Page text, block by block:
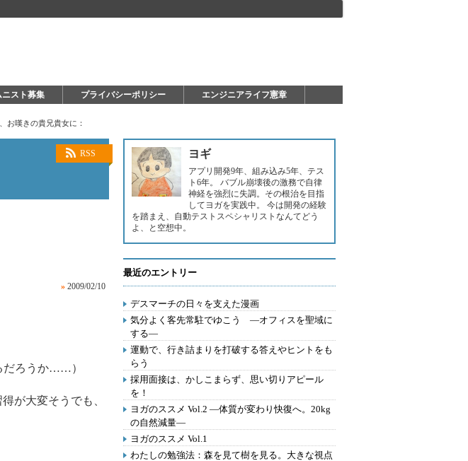
ニスト募集 プライバシーポリシー エンジニアライフ憲章
お嘆きの貴兄貴女に：
RSS
» 2009/02/10
だろうか……）
が大変そうでも、
ヨギ
アプリ開発9年、組み込み5年、テス
ト6年。 バブル崩壊後の激務で自律
神経を強烈に失調。その根治を目指
してヨガを実践中。 今は開発の経験
を踏まえ、自動テストスペシャリストなんてどう
よ、と空想中。
最近のエントリー
デスマーチの日々を支えた漫画
気分よく客先常駐でゆこう ―オフィスを聖域に
する―
運動で、行き詰まりを打破する答えやヒントをも
らう
採用面接は、かしこまらず、思い切りアピール
を！
ヨガのススメ Vol.2 ―体質が変わり快復へ。20kg
の自然減量―
ヨガのススメ Vol.1
わたしの勉強法：森を見て樹を見る。大きな視点